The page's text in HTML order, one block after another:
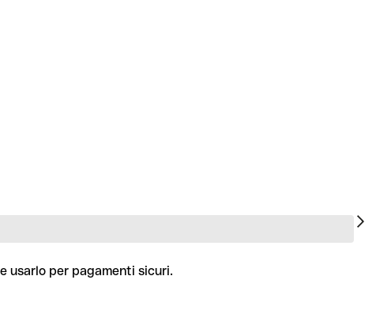
usarlo per pagamenti sicuri.